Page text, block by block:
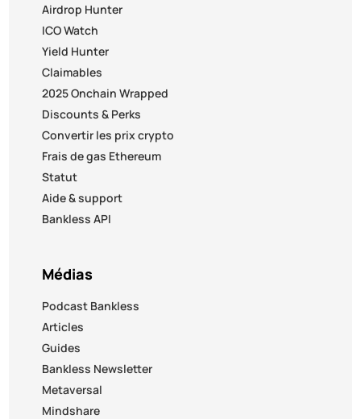
Airdrop Hunter
ICO Watch
Yield Hunter
Claimables
2025 Onchain Wrapped
Discounts & Perks
Convertir les prix crypto
Frais de gas Ethereum
Statut
Aide & support
Bankless API
Médias
Podcast Bankless
Articles
Guides
Bankless Newsletter
Metaversal
Mindshare